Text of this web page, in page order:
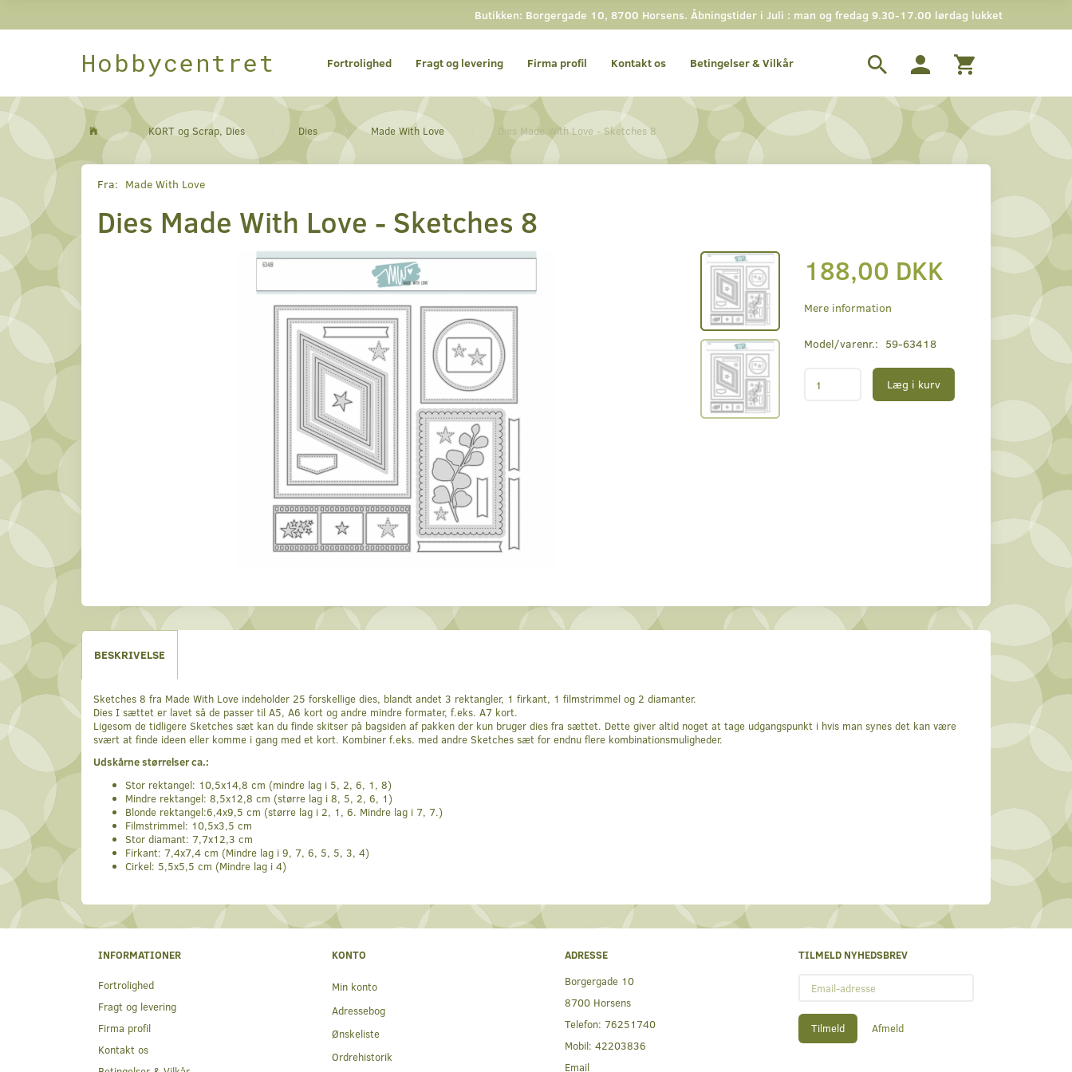
Butikken: Borgergade 10, 8700 Horsens. Åbningstider i Juli : man og fredag 9.30-17.00 lørdag lukket
Hobbycentret Fortrolighed Fragt og levering Firma profil Kontakt os Betingelser & Vilkår
KORT og Scrap, Dies Dies Made With Love Dies Made With Love - Sketches 8
Fra: Made With Love
Dies Made With Love - Sketches 8
188,00 DKK
Mere information
Model/varenr.: 59-63418
Læg i kurv
BESKRIVELSE
Sketches 8 fra Made With Love indeholder 25 forskellige dies, blandt andet 3 rektangler, 1 firkant, 1 filmstrimmel og 2 diamanter.
Dies I sættet er lavet så de passer til A5, A6 kort og andre mindre formater, f.eks. A7 kort.
Ligesom de tidligere Sketches sæt kan du finde skitser på bagsiden af pakken der kun bruger dies fra sættet. Dette giver altid noget at tage udgangspunkt i hvis man synes det kan være
svært at finde ideen eller komme i gang med et kort. Kombiner f.eks. med andre Sketches sæt for endnu flere kombinationsmuligheder.
Udskårne størrelser ca.:
Stor rektangel: 10,5x14,8 cm (mindre lag i 5, 2, 6, 1, 8)
Mindre rektangel: 8,5x12,8 cm (større lag i 8, 5, 2, 6, 1)
Blonde rektangel:6,4x9,5 cm (større lag i 2, 1, 6. Mindre lag i 7, 7.)
Filmstrimmel: 10,5x3,5 cm
Stor diamant: 7,7x12,3 cm
Firkant: 7,4x7,4 cm (Mindre lag i 9, 7, 6, 5, 5, 3, 4)
Cirkel: 5,5x5,5 cm (Mindre lag i 4)
INFORMATIONER
Fortrolighed
Fragt og levering
Firma profil
Kontakt os
KONTO
Min konto
Adressebog
Ønskeliste
Ordrehistorik
ADRESSE
Borgergade 10
8700 Horsens
Telefon: 76251740
Mobil: 42203836
Email
TILMELD NYHEDSBREV
adresse
Tilmeld Afmeld